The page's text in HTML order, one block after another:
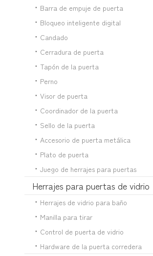
Barra de empuje de puerta
Bloqueo inteligente digital
Candado
Cerradura de puerta
Tapón de la puerta
Perno
Visor de puerta
Coordinador de la puerta
Sello de la puerta
Accesorio de puerta metálica
Plato de puerta
Juego de herrajes para puertas
Herrajes para puertas de vidrio
Herrajes de vidrio para baño
Manilla para tirar
Control de puerta de vidrio
Hardware de la puerta corredera